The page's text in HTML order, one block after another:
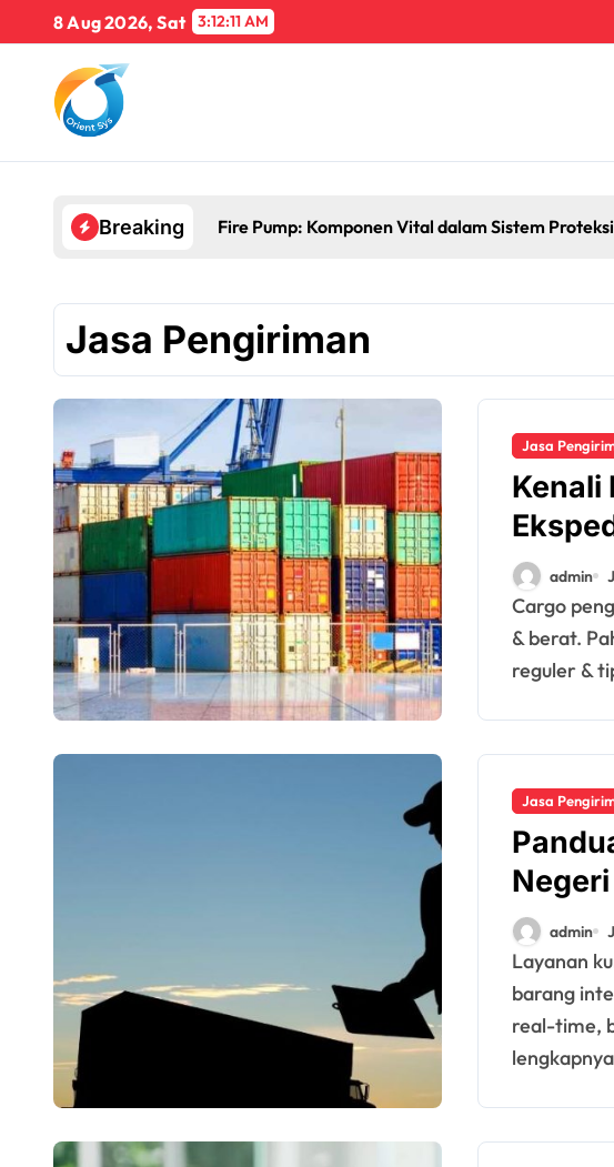
8 Aug 2026, Sat 3:12:12 AM
Breaking Fire Pump: Komponen Vital dalam Sistem
Jasa Pengiriman
Jasa
Kenali
admin
Cargo pengiriman barang untuk kiriman besar
& berat.
reguler &
Jasa
admin
Layanan kurir luar negeri solusi cepat kirim
barang
real-time,